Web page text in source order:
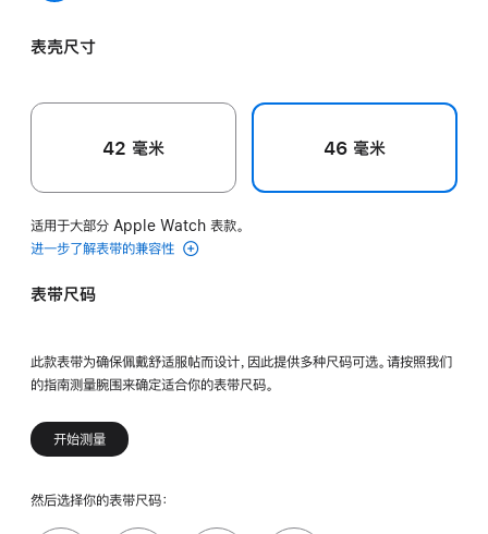
表壳尺寸
42 毫米 46 毫米
适用于大部分 Apple Watch 表款。
进一步了解表带的兼容性
表带尺码
此款表带为确保佩戴舒适服帖而设计，因此提供多种尺码可选。请按照我们
的指南测量腕围来确定适合你的表带尺码。
开始测量
然后选择你的表带尺码：